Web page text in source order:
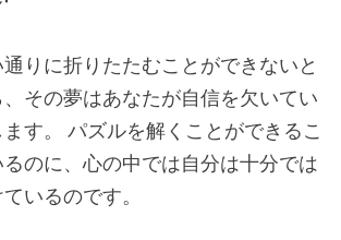
りに折りたたむことができないと
その夢はあなたが自信を欠いてい
す。 パズルを解くことができるこ
のに、心の中では自分は十分では
いるのです。